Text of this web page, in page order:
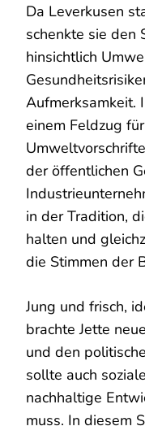
Da Leverkusen
schenkte sie den
hinsichtlich
Aufmerksamkeit.
einem Feldzug
der öffentlichen
in der Tradition,
halten und
die Stimmen der
Jung und frisch,
brachte Jette
und den
sollte auch
nachhaltige
muss. In diesem